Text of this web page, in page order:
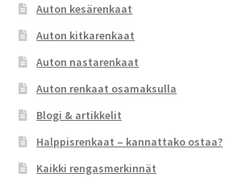
Auton kesärenkaat
Auton kitkarenkaat
Auton nastarenkaat
Auton renkaat osamaksulla
Blogi & artikkelit
Halppisrenkaat – kannattako ostaa?
Kaikki rengasmerkinnät